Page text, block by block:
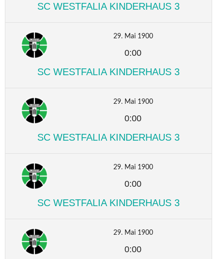
SC WESTFALIA KINDERHAUS 3
29. Mai 1900
0:00
SC WESTFALIA KINDERHAUS 3
29. Mai 1900
0:00
SC WESTFALIA KINDERHAUS 3
29. Mai 1900
0:00
SC WESTFALIA KINDERHAUS 3
29. Mai 1900
0:00